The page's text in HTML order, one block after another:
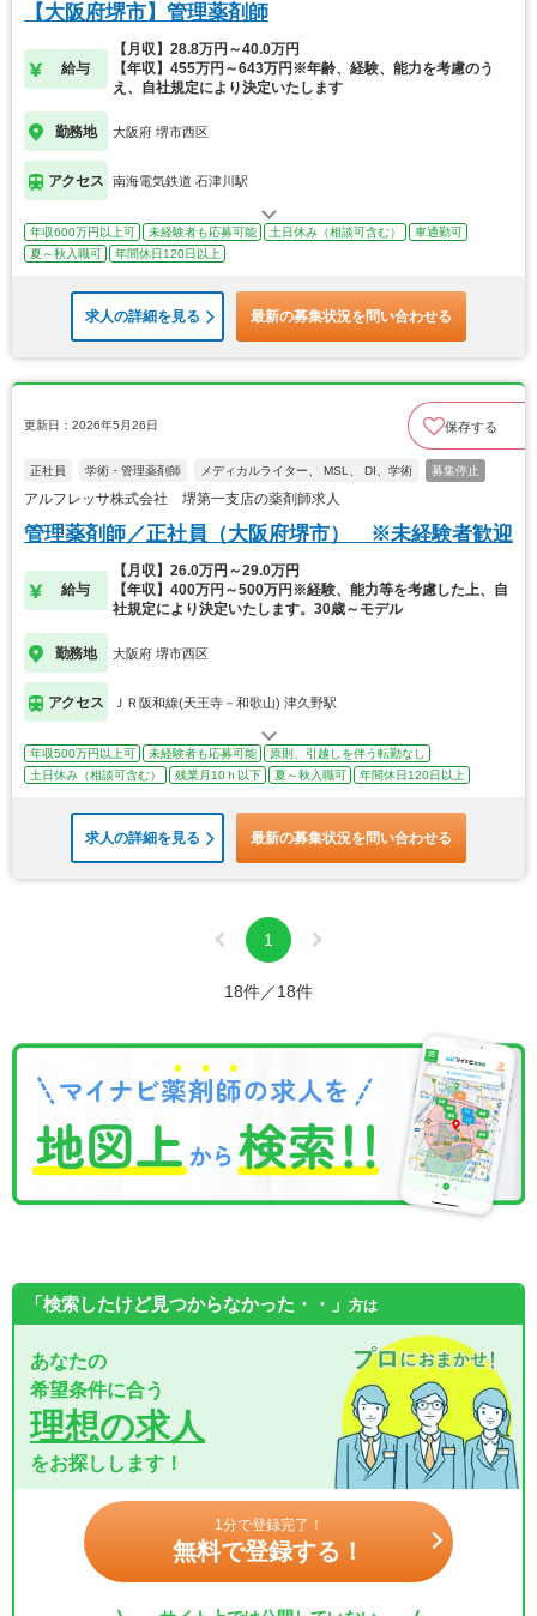
【大阪府堺市】管理薬剤師
給与
【月収】28.8万円～40.0万円
【年収】455万円～643万円※年齢、経験、能力を考慮のう
え、自社規定により決定いたします
勤務地 大阪府 堺市西区
アクセス 南海電気鉄道 石津川駅
年収600万円以上可 未経験者も応募可能 土日休み（相談可含む）
車通勤可
夏～秋入職可
年間休日120日以上
求人の詳細を見る 最新の募集状況を問い合わせる
更新日：2026年5月26日 保存する
正社員 学術・管理薬剤師 メディカルライター、 MSL、 DI、学術 募集停止
アルフレッサ株式会社 堺第一支店の薬剤師求人
管理薬剤師／正社員（大阪府堺市） ※未経験者歓迎
給与
【月収】26.0万円～29.0万円
【年収】400万円～500万円※経験、能力等を考慮した上、自
社規定により決定いたします。30歳～モデル
勤務地 大阪府 堺市西区
アクセス ＪＲ阪和線(天王寺－和歌山) 津久野駅
年収500万円以上可 未経験者も応募可能
原則、引越しを伴う転勤なし
土日休み（相談可含む）
残業月10ｈ以下 夏～秋入職可 年間休日120日以上
求人の詳細を見る 最新の募集状況を問い合わせる
1
18件／18件
「検索したけど見つからなかった・・」 方は
あなたの
希望条件に合う
理想の求人
をお探しします！
1分で登録完了！
無料で登録する！